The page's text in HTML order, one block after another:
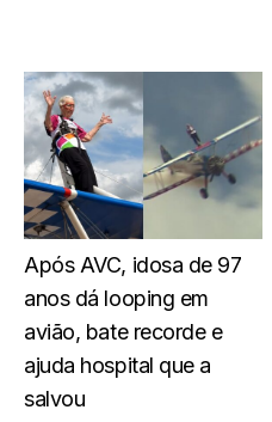
Após AVC, idosa de 97
anos dá looping em
avião, bate recorde e
ajuda hospital que a
salvou